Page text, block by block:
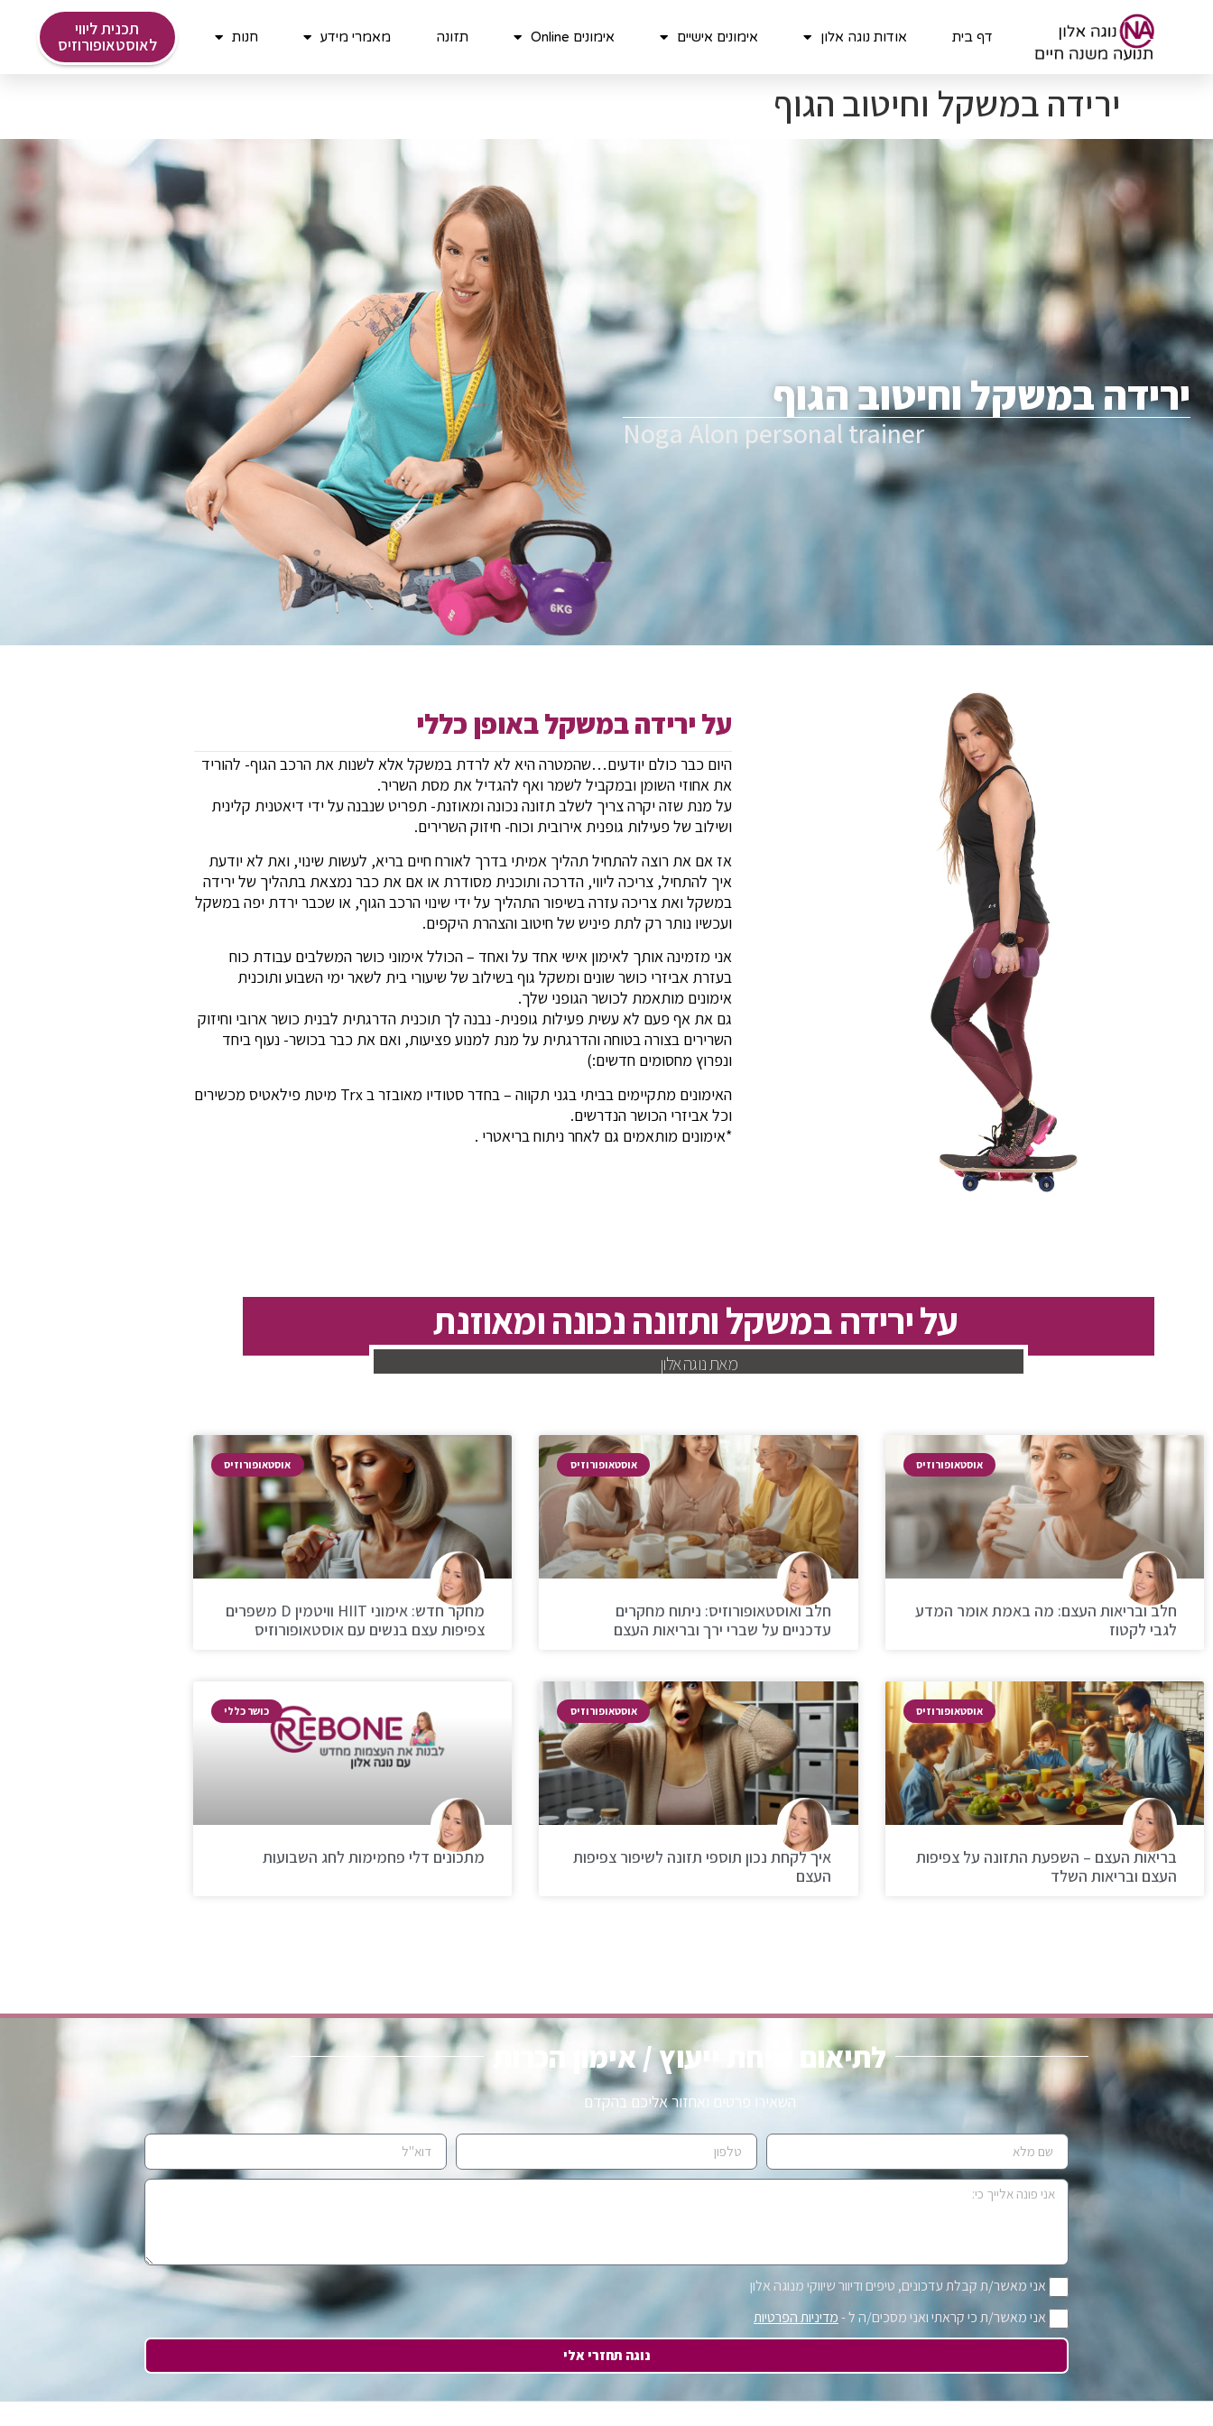
דף בית אודות נוגה אלון אימונים אישיים אימונים Online תזונה מאמרי מידע חנות תכנית ליווי
לאוסטאופורוזיס
ירידה במשקל וחיטוב הגוף
ירידה במשקל וחיטוב הגוף
Noga Alon personal trainer
על ירידה במשקל באופן כללי
היום כבר כולם יודעים…שהמטרה היא לא לרדת במשקל אלא לשנות את הרכב הגוף- להוריד
את אחוזי השומן ובמקביל לשמר ואף להגדיל את מסת השריר.
על מנת שזה יקרה צריך לשלב תזונה נכונה ומאוזנת- תפריט שנבנה על ידי דיאטנית קלינית
ושילוב של פעילות גופנית אירובית וכוח- חיזוק השרירים.
אז אם את רוצה להתחיל תהליך אמיתי בדרך לאורח חיים בריא, לעשות שינוי, ואת לא יודעת
איך להתחיל, צריכה ליווי, הדרכה ותוכנית מסודרת או אם את כבר נמצאת בתהליך של ירידה
במשקל ואת צריכה עזרה בשיפור התהליך על ידי שינוי הרכב הגוף, או שכבר ירדת יפה במשקל
ועכשיו נותר רק לתת פיניש של חיטוב והצהרת היקפים.
אני מזמינה אותך לאימון אישי אחד על ואחד – הכולל אימוני כושר המשלבים עבודת כוח
בעזרת אביזרי כושר שונים ומשקל גוף בשילוב של שיעורי בית לשאר ימי השבוע ותוכנית
אימונים מותאמת לכושר הגופני שלך.
גם את אף פעם לא עשית פעילות גופנית- נבנה לך תוכנית הדרגתית לבנית כושר ארובי וחיזוק
השרירים בצורה בטוחה והדרגתית על מנת למנוע פציעות, ואם את כבר בכושר- נעוף ביחד
ונפרוץ מחסומים חדשים:)
האימונים מתקיימים בביתי בגני תקווה – בחדר סטודיו מאובזר ב Trx מיטת פילאטיס מכשירים
וכל אביזרי הכושר הנדרשים.
*אימונים מותאמים גם לאחר ניתוח בריאטרי .
על ירידה במשקל ותזונה נכונה ומאוזנת
מאת נוגה אלון
אוסטאופורוזיס
חלב ובריאות העצם: מה באמת אומר המדע
לגבי לקטוז
אוסטאופורוזיס
חלב ואוסטאופורוזיס: ניתוח מחקרים
עדכניים על שברי ירך ובריאות העצם
אוסטאופורוזיס
מחקר חדש: אימוני HIIT וויטמין D משפרים
צפיפות עצם בנשים עם אוסטאופורוזיס
אוסטאופורוזיס
בריאות העצם – השפעת התזונה על צפיפות
העצם ובריאות השלד
אוסטאופורוזיס
איך לקחת נכון תוספי תזונה לשיפור צפיפות
העצם
כושר כללי
מתכונים דלי פחמימות לחג השבועות
לתיאום שיחת ייעוץ / אימון הכרות
השאירו פרטים ואחזור אליכם בהקדם
אני מאשר/ת קבלת עדכונים, טיפים ודיוור שיווקי מנוגה אלון
אני מאשר/ת כי קראתי ואני מסכים/ה ל -מדיניות הפרטיות
נוגה תחזרי אלי